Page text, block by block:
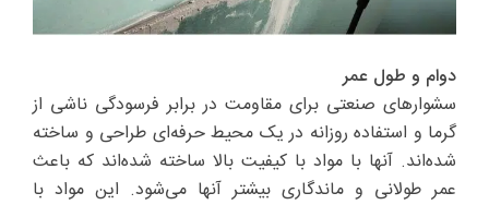
دوام و طول عمر
سشوارهای صنعتی برای مقاومت در برابر فرسودگی ناشی از
گرما و استفاده روزانه در یک محیط حرفه‌ای طراحی و ساخته
شده‌اند. آنها با مواد با کیفیت بالا ساخته شده‌اند که باعث
عمر طولانی و ماندگاری بیشتر آنها می‌شود. این مواد با